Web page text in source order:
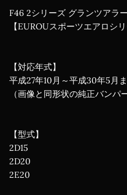
F46 2シリーズ グランツアラ
【EUROUスポーツエアロシリ
【対応年式】
平成27年10月～平成30年5月
（画像と同形状の純正バンパ
【型式】
2D15
2D20
2E20